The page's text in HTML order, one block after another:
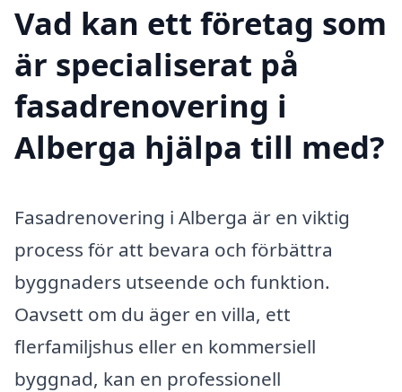
Vad kan ett företag som
är specialiserat på
fasadrenovering i
Alberga hjälpa till med?
Fasadrenovering i Alberga är en viktig
process för att bevara och förbättra
byggnaders utseende och funktion.
Oavsett om du äger en villa, ett
flerfamiljshus eller en kommersiell
byggnad, kan en professionell